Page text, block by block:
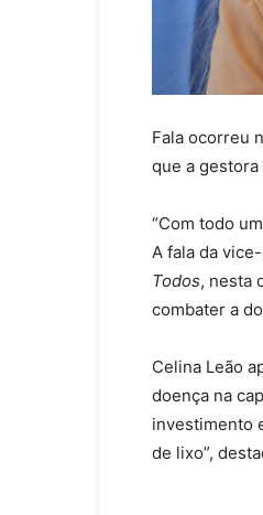
Fala ocorreu
que a
“Com todo
A fala da
Todos, nesta
combater a
Celina Leão
doença na
investimento
de lixo”,